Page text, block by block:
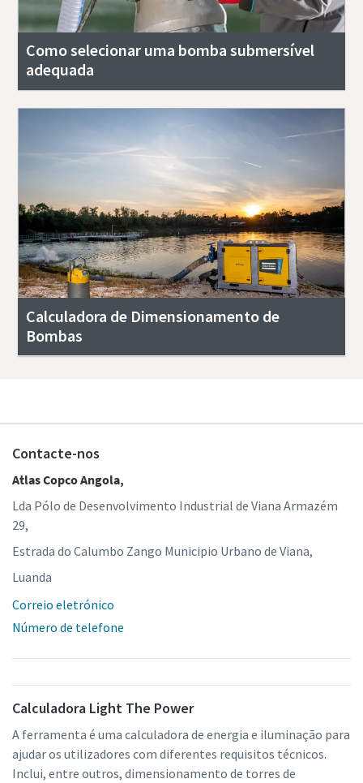
Como selecionar uma bomba submersível
adequada
Calculadora de Dimensionamento de
Bombas
Contacte-nos
Atlas Copco Angola,
Lda Pólo de Desenvolvimento Industrial de Viana Armazém
29,
Estrada do Calumbo Zango Municipio Urbano de Viana,
Luanda
Correio eletrónico
Número de telefone
Calculadora Light The Power
A ferramenta é uma calculadora de energia e iluminação para
ajudar os utilizadores com diferentes requisitos técnicos.
Inclui, entre outros, dimensionamento de torres de